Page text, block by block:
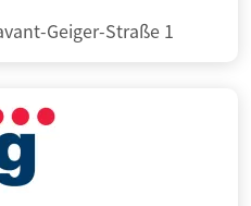
Geiger-Straße 1